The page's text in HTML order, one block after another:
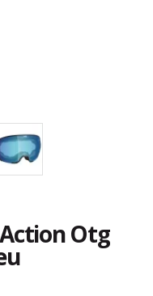
Otg